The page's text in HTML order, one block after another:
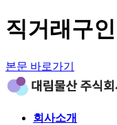
직거래구
본문 바로가기
회사소개